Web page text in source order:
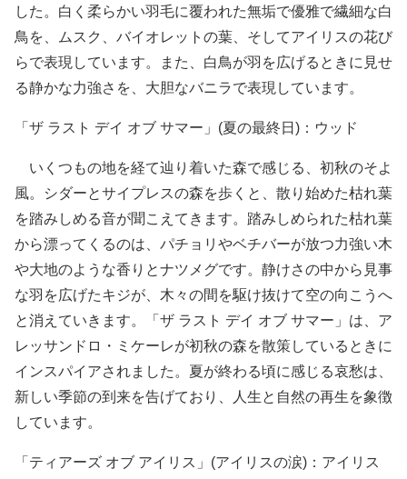
した。白く柔らかい羽毛に覆われた無垢で優雅で繊細な白
鳥を、ムスク、バイオレットの葉、そしてアイリスの花び
らで表現しています。また、白鳥が羽を広げるときに見せ
る静かな力強さを、大胆なバニラで表現しています。
「ザ ラスト デイ オブ サマー」(夏の最終日)：ウッド
いくつもの地を経て辿り着いた森で感じる、初秋のそよ
風。シダーとサイプレスの森を歩くと、散り始めた枯れ葉
を踏みしめる音が聞こえてきます。踏みしめられた枯れ葉
から漂ってくるのは、パチョリやベチバーが放つ力強い木
や大地のような香りとナツメグです。静けさの中から見事
な羽を広げたキジが、木々の間を駆け抜けて空の向こうへ
と消えていきます。「ザ ラスト デイ オブ サマー」は、ア
レッサンドロ・ミケーレが初秋の森を散策しているときに
インスパイアされました。夏が終わる頃に感じる哀愁は、
新しい季節の到来を告げており、人生と自然の再生を象徴
しています。
「ティアーズ オブ アイリス」(アイリスの涙)：アイリス